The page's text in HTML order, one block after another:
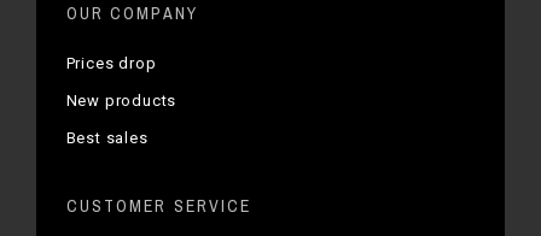
OUR COMPANY
Prices drop
New products
Best sales
CUSTOMER SERVICE